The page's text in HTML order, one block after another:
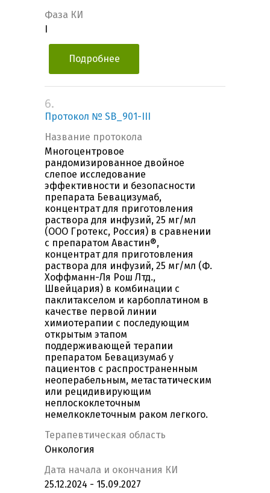
Фаза КИ
Подробнее
6.
Протокол № SB_901-III
Название протокола
Многоцентровое
рандомизированное двойное
слепое исследование
эффективности и безопасности
препарата Бевацизумаб,
концентрат для приготовления
раствора для инфузий, 25 мг/мл
(ООО Гротекс, Россия) в сравнении
с препаратом Авастин®,
концентрат для приготовления
раствора для инфузий, 25 мг/мл (Ф.
Хоффманн-Ля Рош Лтд.,
Швейцария) в комбинации с
паклитакселом и карбоплатином в
качестве первой линии
химиотерапии с последующим
открытым этапом
поддерживающей терапии
препаратом Бевацизумаб у
пациентов с распространенным
неоперабельным, метастатическим
или рецидивирующим
неплоскоклеточным
немелкоклеточным раком легкого.
Терапевтическая область
Онкология
Дата начала и окончания КИ
25.12.2024 - 15.09.2027